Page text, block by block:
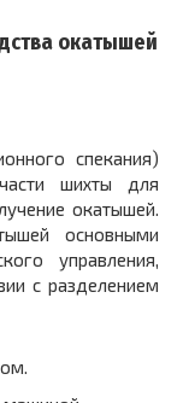
окатышей
спекания)
шихты для
окатышей.
основными
управления,
с разделением